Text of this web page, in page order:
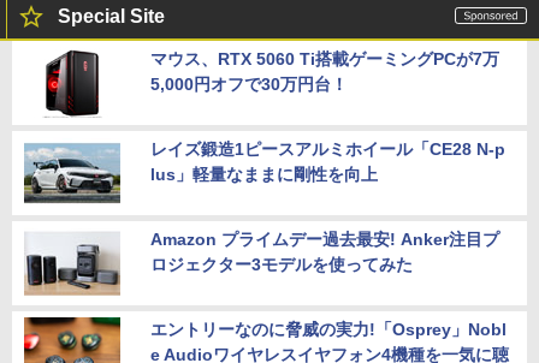
Special Site
マウス、RTX 5060 Ti搭載ゲーミングPCが7万
5,000円オフで30万円台！
レイズ鍛造1ピースアルミホイール「CE28 N-p
lus」軽量なままに剛性を向上
Amazon プライムデー過去最安! Anker注目プ
ロジェクター3モデルを使ってみた
エントリーなのに脅威の実力!「Osprey」Nobl
e Audioワイヤレスイヤフォン4機種を一気に聴